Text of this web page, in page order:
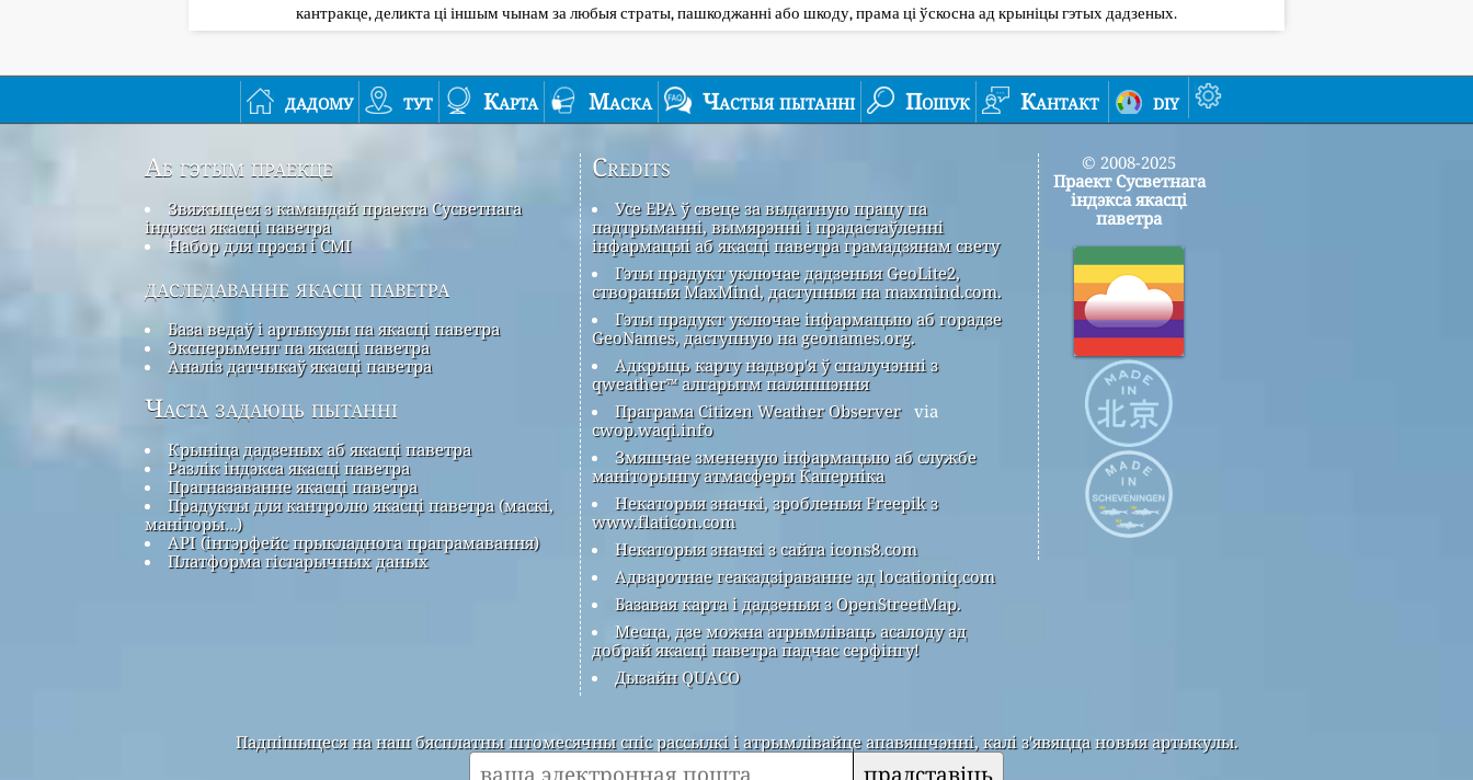
кантракце, деликта ці іншым чынам за любыя страты, пашкоджанні або шкоду, прама ці ўскосна ад крыніцы гэтых дадзеных.
дадому тут Карта Маска Частыя пытанні Пошук Кантакт diy
Аб гэтым праекце
Звяжыцеся з камандай праекта Сусветнага
індэкса якасці паветра
Набор для прэсы і СМІ
даследаванне якасці паветра
База ведаў і артыкулы па якасці паветра
Эксперымент па якасці паветра
Аналіз датчыкаў якасці паветра
Часта задаюць пытанні
Крыніца дадзеных аб якасці паветра
Разлік індэкса якасці паветра
Прагназаванне якасці паветра
Прадукты для кантролю якасці паветра (маскі,
маніторы…)
API (інтэрфейс прыкладнога праграмавання)
Платформа гістарычных даных
Credits
Усе EPA ў свеце за выдатную працу па
падтрыманні, вымярэнні і прадастаўленні
інфармацыі аб якасці паветра грамадзянам свету
Гэты прадукт уключае дадзеныя GeoLite2,
створаныя MaxMind, даступныя на maxmind.com.
Гэты прадукт уключае інфармацыю аб горадзе
GeoNames, даступную на geonames.org.
Адкрыць карту надвор'я ў спалучэнні з
qweather™ алгарытм паляпшэння
Праграма Citizen Weather Observer via
cwop.waqi.info
Змяшчае змененую інфармацыю аб службе
маніторынгу атмасферы Каперніка
Некаторыя значкі, зробленыя Freepik з
www.flaticon.com
Некаторыя значкі з сайта icons8.com
Адваротнае геакадзіраванне ад locationiq.com
Базавая карта і дадзеныя з OpenStreetMap.
Месца, дзе можна атрымліваць асалоду ад
добрай якасці паветра падчас серфінгу!
Дызайн QUACO
© 2008-2025
Праект Сусветнага
індэкса якасці
паветра
Падпішыцеся на наш бясплатны штомесячны спіс рассылкі і атрымлівайце апавяшчэнні, калі з'явяцца новыя артыкулы.
прадставіць